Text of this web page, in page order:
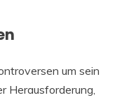
um sein
Herausforderung,